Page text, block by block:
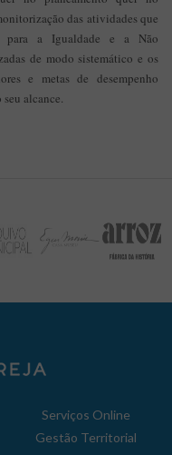
das atividades que
para a Igualdade e a Não
de modo sistemático e os
e metas de desempenho
alcance.
Serviços Online
Gestão Territorial